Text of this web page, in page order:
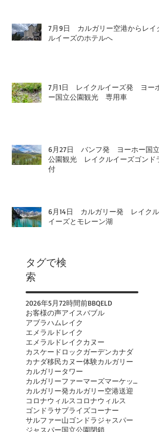
7月9日 カルガリー空港からレイク
ルイーズのホテルへ
7月1日 レイクルイーズ発 ヨーホ
ー国立公園観光 専用車
6月27日 バンフ発 ヨーホー国立
公園観光 レイクルイーズゴンドラ
付
6月14日 カルガリー発 レイクル
イーズとモレーン湖
タグで検
索
2026年5月72時間前BBQELD
お客様の声アイスバブル
アブラハムレイク
エメラルドレイク
エメラルドレイクカヌー
カスケードロックガーデンカナダ
カナダ移民カヌー体験カルガリー
カルガリータワー
カルガリーファーマーズマーケット
カルガリー発カルガリー空港送迎
コロナウィルス コロナウィルス
ゴンドラサプライズコーナー
サルファー山ゴンドラジャスパー
ジャスパー国立公園閉鎖